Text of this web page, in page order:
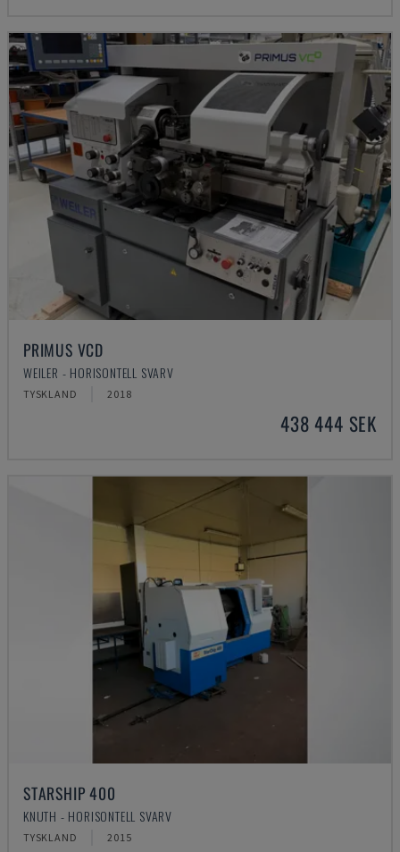
PRIMUS VCD
WEILER - HORISONTELL SVARV
TYSKLAND 2018
438 444 SEK
STARSHIP 400
KNUTH - HORISONTELL SVARV
TYSKLAND 2015